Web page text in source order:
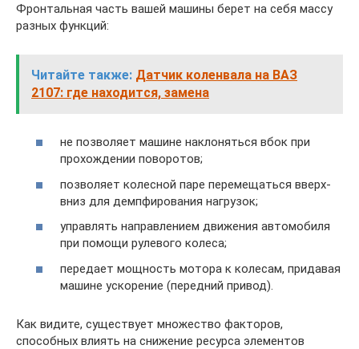
Фронтальная часть вашей машины берет на себя массу
разных функций:
Читайте также: Датчик коленвала на ВАЗ
2107: где находится, замена
не позволяет машине наклоняться вбок при
прохождении поворотов;
позволяет колесной паре перемещаться вверх-
вниз для демпфирования нагрузок;
управлять направлением движения автомобиля
при помощи рулевого колеса;
передает мощность мотора к колесам, придавая
машине ускорение (передний привод).
Как видите, существует множество факторов,
способных влиять на снижение ресурса элементов